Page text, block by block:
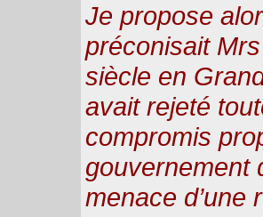
Je propose
préconisait
siècle en
avait rejeté
compromis
gouvernement
menace d’une